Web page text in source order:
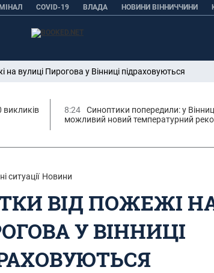
COVID-19 ВЛАДА НОВИНИ ВІННИЧЧИНИ
на вулиці Пирогова у Вінниці підраховуються
викликів
8:24
Синоптики попередили: у
можливий новий температурний
ситуації Новини
ВІД ПОЖЕЖІ
У ВІННИЦІ